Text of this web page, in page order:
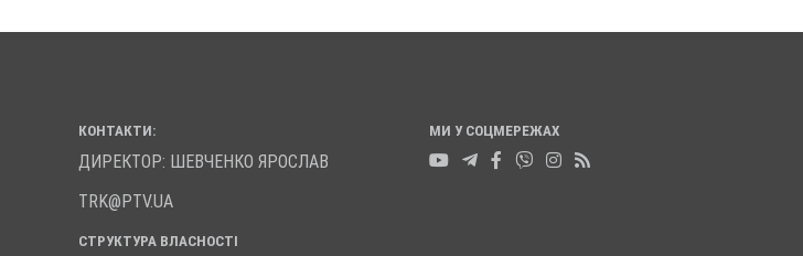
КОНТАКТИ:
ДИРЕКТОР: ШЕВЧЕНКО ЯРОСЛАВ
TRK@PTV.UA
СТРУКТУРА ВЛАСНОСТІ
МИ У СОЦМЕРЕЖАХ